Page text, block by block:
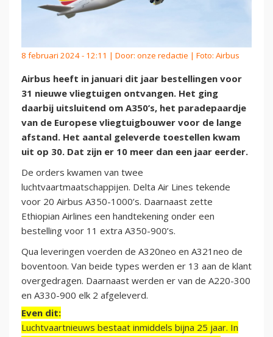
8 februari 2024 - 12:11 | Door: onze redactie | Foto: Airbus
Airbus heeft in januari dit jaar bestellingen voor
31 nieuwe vliegtuigen ontvangen. Het ging
daarbij uitsluitend om A350’s, het paradepaardje
van de Europese vliegtuigbouwer voor de lange
afstand. Het aantal geleverde toestellen kwam
uit op 30. Dat zijn er 10 meer dan een jaar eerder.
De orders kwamen van twee
luchtvaartmaatschappijen. Delta Air Lines tekende
voor 20 Airbus A350-1000’s. Daarnaast zette
Ethiopian Airlines een handtekening onder een
bestelling voor 11 extra A350-900’s.
Qua leveringen voerden de A320neo en A321neo de
boventoon. Van beide types werden er 13 aan de klant
overgedragen. Daarnaast werden er van de A220-300
en A330-900 elk 2 afgeleverd.
Even dit:
Luchtvaartnieuws bestaat inmiddels bijna 25 jaar. In